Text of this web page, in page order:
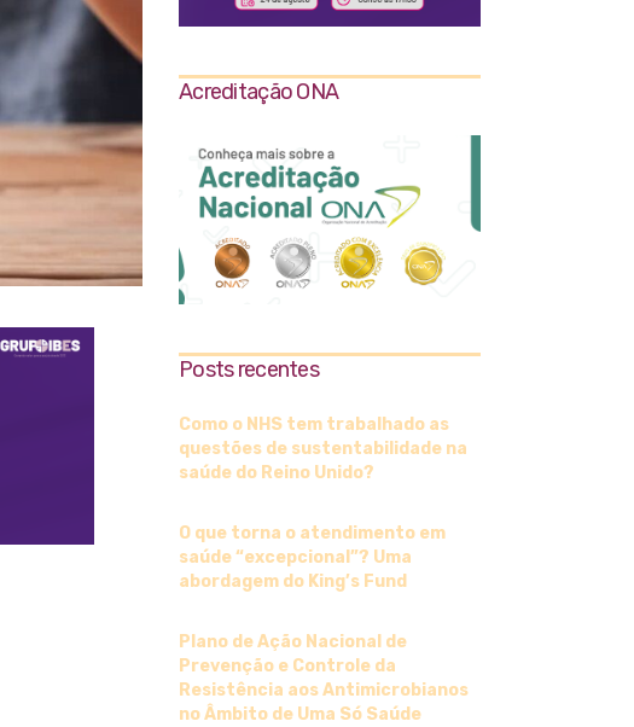
Acreditação ONA
Posts recentes
Como o NHS tem trabalhado as
questões de sustentabilidade na
saúde do Reino Unido?
O que torna o atendimento em
saúde “excepcional”? Uma
abordagem do King’s Fund
Plano de Ação Nacional de
Prevenção e Controle da
Resistência aos Antimicrobianos
no Âmbito de Uma Só Saúde